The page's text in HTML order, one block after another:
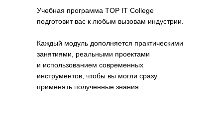
Учебная программа TOP IT College
подготовит вас к любым вызовам индустрии.
Каждый модуль дополняется практическими
занятиями, реальными проектами
и использованием современных
инструментов, чтобы вы могли сразу
применять полученные знания.